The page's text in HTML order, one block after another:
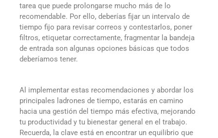
tarea que puede prolongarse mucho más de lo
recomendable. Por ello, deberías fijar un intervalo de
tiempo fijo para revisar correos y contestarlos, poner
filtros, etiquetar correctamente, fragmentar la bandeja
de entrada son algunas opciones básicas que todos
deberíamos tener.
Al implementar estas recomendaciones y abordar los
principales ladrones de tiempo, estarás en camino
hacia una gestión del tiempo más efectiva, mejorando
tu productividad y tu bienestar general en el trabajo.
Recuerda, la clave está en encontrar un equilibrio que